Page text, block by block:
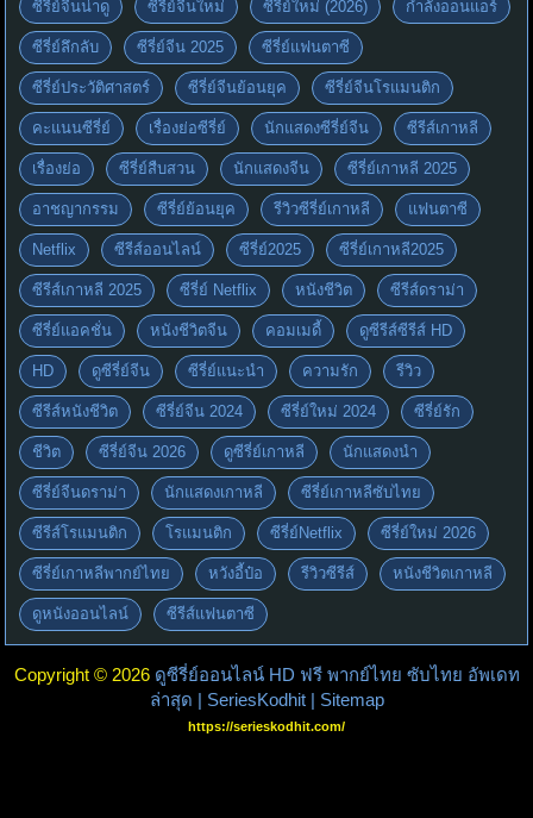
ซีรี่ย์จีนน่าดู ซีรี่ย์จีนใหม่ ซีรี่ย์ใหม่ (2026) กำลังออนแอร์
ซีรี่ย์ลึกลับ ซีรี่ย์จีน 2025 ซีรี่ย์แฟนตาซี
ซีรี่ย์ประวัติศาสตร์ ซีรี่ย์จีนย้อนยุค ซีรี่ย์จีนโรแมนติก
คะแนนซีรี่ย์ เรื่องย่อซีรี่ย์ นักแสดงซีรี่ย์จีน ซีรีส์เกาหลี
เรื่องย่อ ซีรี่ย์สืบสวน นักแสดงจีน ซีรี่ย์เกาหลี 2025
อาชญากรรม ซีรี่ย์ย้อนยุค รีวิวซีรี่ย์เกาหลี แฟนตาซี
Netflix ซีรีส์ออนไลน์ ซีรี่ย์2025 ซีรี่ย์เกาหลี2025
ซีรีส์เกาหลี 2025 ซีรี่ย์ Netflix หนังชีวิต ซีรีส์ดราม่า
ซีรี่ย์แอคชั่น หนังชีวิตจีน คอมเมดี้ ดูซีรีส์ซีรีส์ HD
HD ดูซีรี่ย์จีน ซีรี่ย์แนะนำ ความรัก รีวิว
ซีรีส์หนังชีวิต ซีรี่ย์จีน 2024 ซีรี่ย์ใหม่ 2024 ซีรี่ย์รัก
ชีวิต ซีรี่ย์จีน 2026 ดูซีรี่ย์เกาหลี นักแสดงนำ
ซีรี่ย์จีนดราม่า นักแสดงเกาหลี ซีรี่ย์เกาหลีซับไทย
ซีรีส์โรแมนติก โรแมนติก ซีรี่ย์Netflix ซีรี่ย์ใหม่ 2026
ซีรี่ย์เกาหลีพากย์ไทย หวังอี้ป๋อ รีวิวซีรีส์ หนังชีวิตเกาหลี
ดูหนังออนไลน์ ซีรีส์แฟนตาซี
Copyright © 2026 ดูซีรี่ย์ออนไลน์ HD ฟรี พากย์ไทย ซับไทย อัพเดท
ล่าสุด | SeriesKodhit | Sitemap
https://serieskodhit.com/